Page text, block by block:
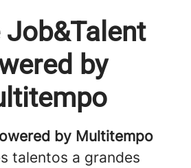
Job&Talent
by
by Multitempo
talentos a grandes